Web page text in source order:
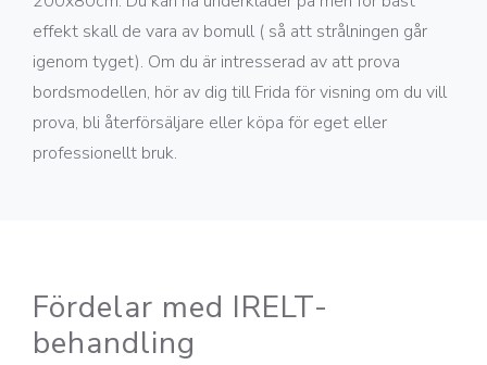
effekt skall de vara av bomull ( så att strålningen går
igenom tyget). Om du är intresserad av att prova
bordsmodellen, hör av dig till Frida för visning om du vill
prova, bli återförsäljare eller köpa för eget eller
professionellt bruk.
Fördelar med IRELT-
behandling